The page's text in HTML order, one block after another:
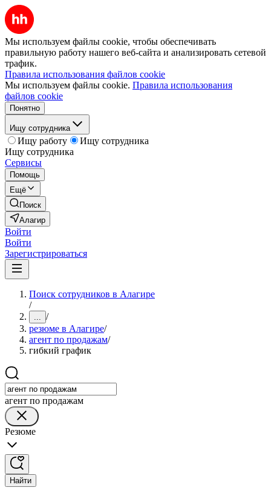
Мы используем файлы cookie, чтобы обеспечивать
правильную работу нашего веб-сайта и анализировать сетевой
трафик.
Правила использования файлов cookie
Мы используем файлы cookie. Правила использования
файлов cookie
Понятно
Ищу сотрудника
Ищу работу
Ищу сотрудника
Ищу сотрудника
Сервисы
Помощь
Ещё
Поиск
Алагир
Войти
Войти
Зарегистрироваться
Поиск сотрудников в Алагире
/
... /
резюме в Алагире/
агент по продажам/
гибкий график
агент по продажам
Резюме
Найти